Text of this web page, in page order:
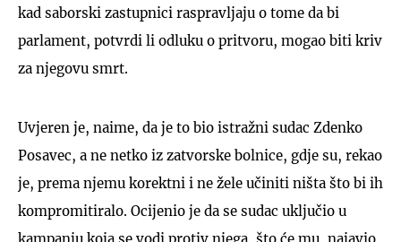
kad saborski zastupnici raspravljaju o tome da bi
parlament, potvrdi li odluku o pritvoru, mogao biti kriv
za njegovu smrt.
Uvjeren je, naime, da je to bio istražni sudac Zdenko
Posavec, a ne netko iz zatvorske bolnice, gdje su, rekao
je, prema njemu korektni i ne žele učiniti ništa što bi ih
kompromitiralo. Ocijenio je da se sudac uključio u
kampanju koja se vodi protiv njega, što će mu, najavio